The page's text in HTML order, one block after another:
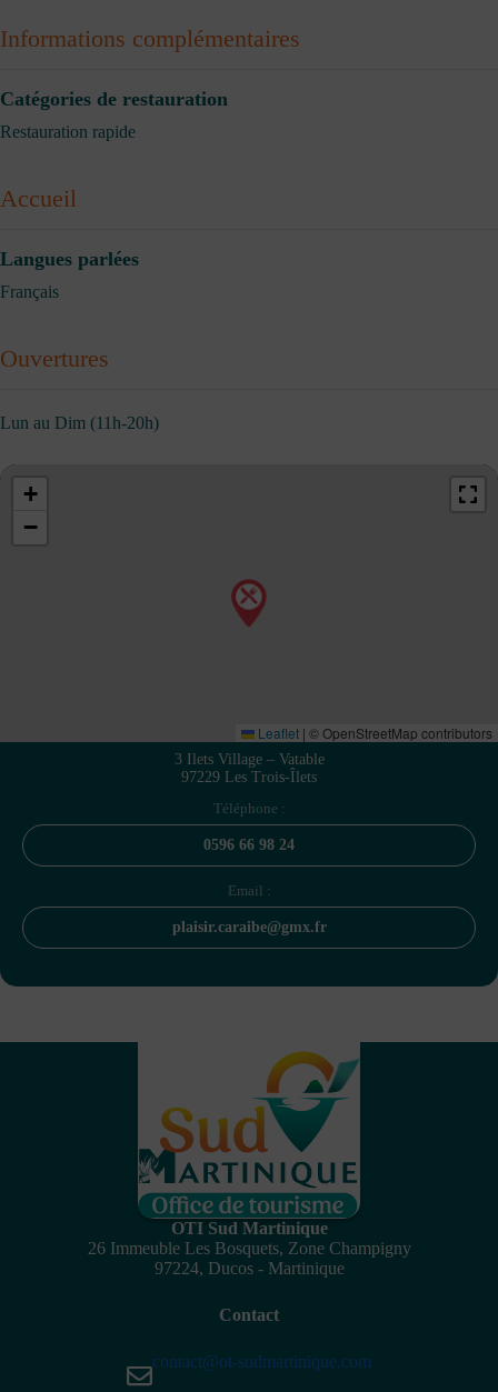
Informations complémentaires
Catégories de restauration
Restauration rapide
Accueil
Langues parlées
Français
Ouvertures
Lun au Dim (11h-20h)
+
−
Leaflet | © OpenStreetMap contributors
3 Ilets Village – Vatable
97229 Les Trois-Îlets
Téléphone :
0596 66 98 24
Email :
plaisir.caraibe@gmx.fr
OTI Sud Martinique
26 Immeuble Les Bosquets, Zone Champigny
97224, Ducos - Martinique
Contact
contact@ot-sudmartinique.com